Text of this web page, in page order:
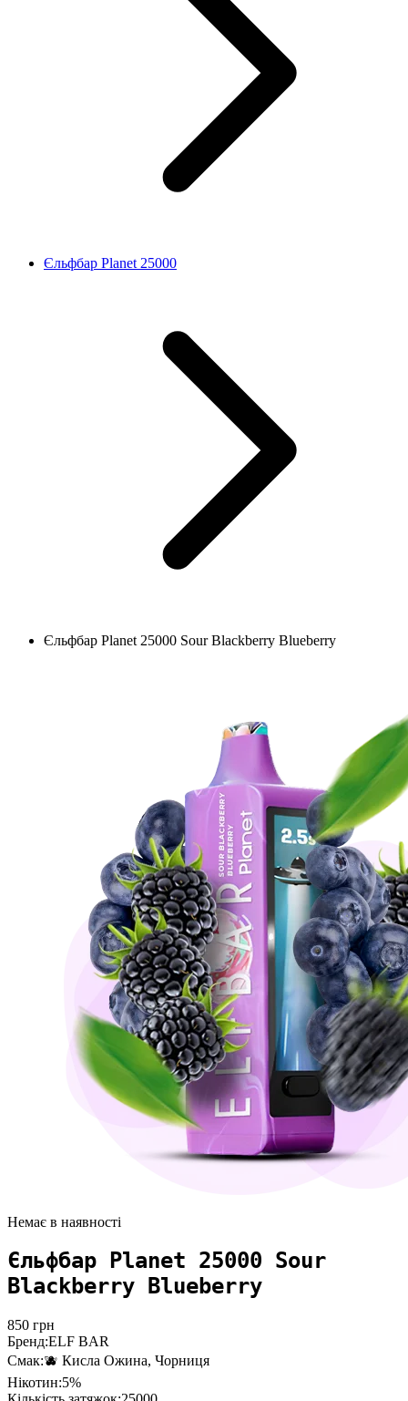
Єльфбар Planet 25000
Єльфбар Planet 25000 Sour Blackberry Blueberry
Немає в наявності
Єльфбар Planet 25000 Sour
Blackberry Blueberry
850 грн
Бренд:ELF BAR
Смак:🫐 Кисла Ожина, Чорниця
Нікотин:5%